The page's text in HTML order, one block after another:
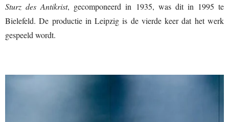
Sturz des Antikrist, gecomponeerd in 1935, was dit in 1995 te
Bielefeld. De productie in Leipzig is de vierde keer dat het werk
gespeeld wordt.